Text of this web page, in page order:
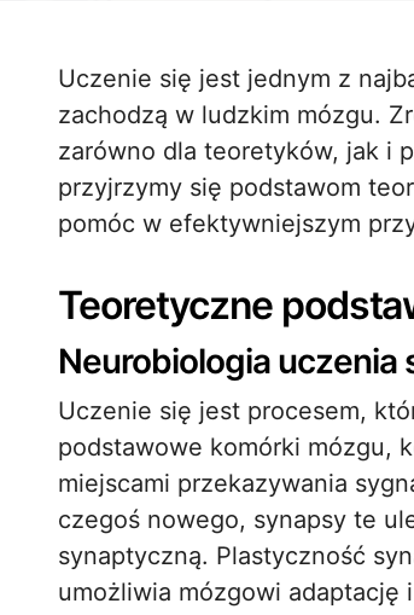
Uczenie się jest jednym z najbardziej fascynujących i złożonych procesów, jakie
zachodzą w ludzkim mózgu.
zarówno dla teoretyków, jak i
przyjrzymy się podstawom
pomóc w efektywniejszym
Teoretyczne
Neurobiologia uczenia
Uczenie się jest procesem,
podstawowe komórki mózgu,
miejscami przekazywania
czegoś nowego, synapsy te
synaptyczną. Plastyczność
umożliwia mózgowi adaptację